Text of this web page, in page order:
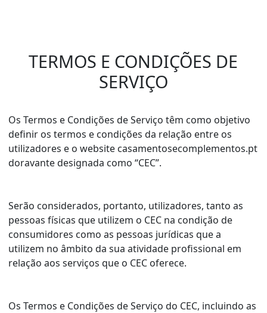
TERMOS E CONDIÇÕES DE
SERVIÇO
Os Termos e Condições de Serviço têm como objetivo
definir os termos e condições da relação entre os
utilizadores e o website casamentosecomplementos.pt
doravante designada como “CEC”.
Serão considerados, portanto, utilizadores, tanto as
pessoas físicas que utilizem o CEC na condição de
consumidores como as pessoas jurídicas que a
utilizem no âmbito da sua atividade profissional em
relação aos serviços que o CEC oferece.
Os Termos e Condições de Serviço do CEC, incluindo as